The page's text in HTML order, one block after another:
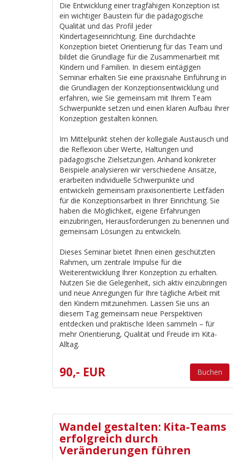
Die Entwicklung einer tragfähigen Konzeption ist
ein wichtiger Baustein für die pädagogische
Qualität und das Profil jeder
Kindertageseinrichtung. Eine durchdachte
Konzeption bietet Orientierung für das Team und
bildet die Grundlage für die Zusammenarbeit mit
Kindern und Familien. In diesem eintägigen
Seminar erhalten Sie eine praxisnahe Einführung in
die Grundlagen der Konzeptionsentwicklung und
erfahren, wie Sie gemeinsam mit Ihrem Team
Schwerpunkte setzen und einen klaren Aufbau Ihrer
Konzeption gestalten können.
Im Mittelpunkt stehen der kollegiale Austausch und
die Reflexion über Werte, Haltungen und
pädagogische Zielsetzungen. Anhand konkreter
Beispiele analysieren wir verschiedene Ansätze,
erarbeiten individuelle Schwerpunkte und
entwickeln gemeinsam praxisorientierte Leitfäden
für die Konzeptionsarbeit in Ihrer Einrichtung. Sie
haben die Möglichkeit, eigene Erfahrungen
einzubringen, Herausforderungen zu benennen und
gemeinsam Lösungen zu entwickeln.
Dieses Seminar bietet Ihnen einen geschützten
Rahmen, um zentrale Impulse für die
Weiterentwicklung Ihrer Konzeption zu erhalten.
Nutzen Sie die Gelegenheit, sich aktiv einzubringen
und neue Anregungen für Ihre tägliche Arbeit mit
den Kindern mitzunehmen. Lassen Sie uns an
diesem Tag gemeinsam neue Perspektiven
entdecken und praktische Ideen sammeln – für
mehr Orientierung, Qualität und Freude im Kita-
Alltag.
90,- EUR Buchen
Wandel gestalten: Kita-Teams
erfolgreich durch
Veränderungen führen